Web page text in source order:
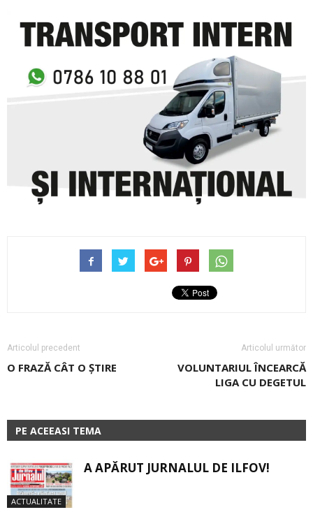
Articolul precedent
O FRAZĂ CÂT O ȘTIRE
Articolul următor
VOLUNTARIUL ÎNCEARCĂ
LIGA CU DEGETUL
PE ACEEASI TEMA
ACTUALITATE
A APĂRUT JURNALUL DE ILFOV!